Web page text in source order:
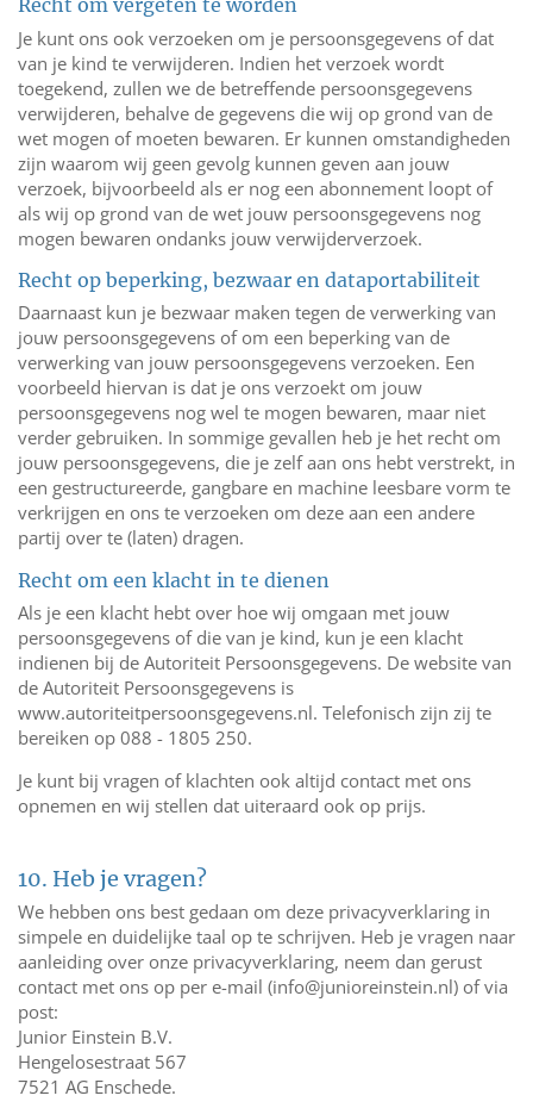
Recht om vergeten te worden
Je kunt ons ook verzoeken om je persoonsgegevens of dat
van je kind te verwijderen. Indien het verzoek wordt
toegekend, zullen we de betreffende persoonsgegevens
verwijderen, behalve de gegevens die wij op grond van de
wet mogen of moeten bewaren. Er kunnen omstandigheden
zijn waarom wij geen gevolg kunnen geven aan jouw
verzoek, bijvoorbeeld als er nog een abonnement loopt of
als wij op grond van de wet jouw persoonsgegevens nog
mogen bewaren ondanks jouw verwijderverzoek.
Recht op beperking, bezwaar en dataportabiliteit
Daarnaast kun je bezwaar maken tegen de verwerking van
jouw persoonsgegevens of om een beperking van de
verwerking van jouw persoonsgegevens verzoeken. Een
voorbeeld hiervan is dat je ons verzoekt om jouw
persoonsgegevens nog wel te mogen bewaren, maar niet
verder gebruiken. In sommige gevallen heb je het recht om
jouw persoonsgegevens, die je zelf aan ons hebt verstrekt, in
een gestructureerde, gangbare en machine leesbare vorm te
verkrijgen en ons te verzoeken om deze aan een andere
partij over te (laten) dragen.
Recht om een klacht in te dienen
Als je een klacht hebt over hoe wij omgaan met jouw
persoonsgegevens of die van je kind, kun je een klacht
indienen bij de Autoriteit Persoonsgegevens. De website van
de Autoriteit Persoonsgegevens is
www.autoriteitpersoonsgegevens.nl. Telefonisch zijn zij te
bereiken op 088 - 1805 250.
Je kunt bij vragen of klachten ook altijd contact met ons
opnemen en wij stellen dat uiteraard ook op prijs.
10. Heb je vragen?
We hebben ons best gedaan om deze privacyverklaring in
simpele en duidelijke taal op te schrijven. Heb je vragen naar
aanleiding over onze privacyverklaring, neem dan gerust
contact met ons op per e-mail (info@junioreinstein.nl) of via
post:
Junior Einstein B.V.
Hengelosestraat 567
7521 AG Enschede.